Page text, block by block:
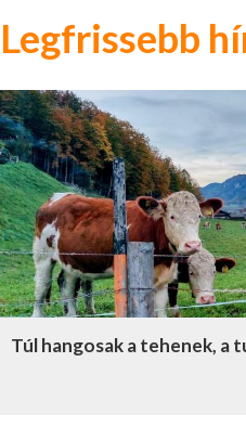
Legfrissebb
Túl hangosak a tehenek, a